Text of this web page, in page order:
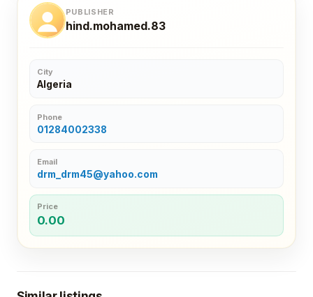
PUBLISHER
hind.mohamed.83
City
Algeria
Phone
01284002338
Email
drm_drm45@yahoo.com
Price
0.00